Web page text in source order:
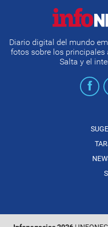
Diario digital del mundo
fotos sobre los
Salta y el